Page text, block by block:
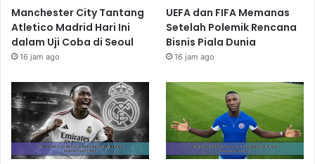
Manchester City Tantang
Atletico Madrid Hari Ini
dalam Uji Coba di Seoul
16 jam ago
UEFA dan FIFA Memanas
Setelah Polemik Rencana
Bisnis Piala Dunia
16 jam ago